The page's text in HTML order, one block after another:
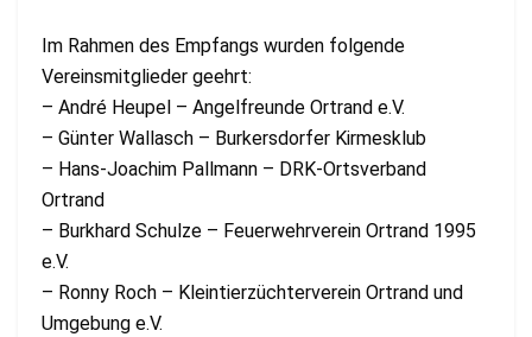
Im Rahmen des Empfangs wurden folgende
Vereinsmitglieder geehrt:
– André Heupel – Angelfreunde Ortrand e.V.
– Günter Wallasch – Burkersdorfer Kirmesklub
– Hans-Joachim Pallmann – DRK-Ortsverband
Ortrand
– Burkhard Schulze – Feuerwehrverein Ortrand 1995
e.V.
– Ronny Roch – Kleintierzüchterverein Ortrand und
Umgebung e.V.